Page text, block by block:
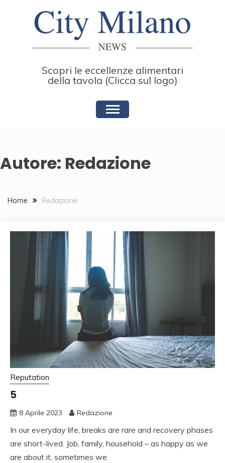
Scopri le eccellenze alimentari
della tavola (Clicca sul logo)
Autore: Redazione
Home Redazione
Reputation
5
8 Aprile 2023 Redazione
In our everyday life, breaks are rare and recovery phases
are short-lived. Job, family, household – as happy as we
are about it, sometimes we